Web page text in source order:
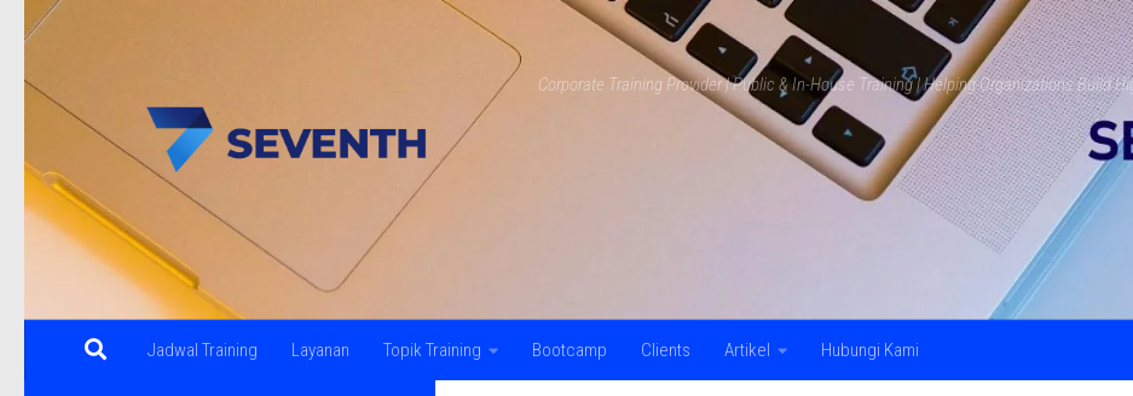
Skip to content
Corporate Training Provider | Public & In-House Training | Helping Organizations Build
Jadwal Training Layanan Topik Training Bootcamp Clients Artikel Hubungi Kami